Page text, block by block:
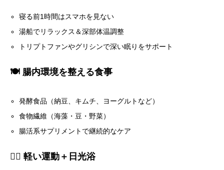
寝る前1時間はスマホを見ない
湯船でリラックス＆深部体温調整
トリプトファンやグリシンで深い眠りをサポート
🍽 腸内環境を整える食事
発酵食品（納豆、キムチ、ヨーグルトなど）
食物繊維（海藻・豆・野菜）
腸活系サプリメントで継続的なケア
🚶‍♀️ 軽い運動＋日光浴